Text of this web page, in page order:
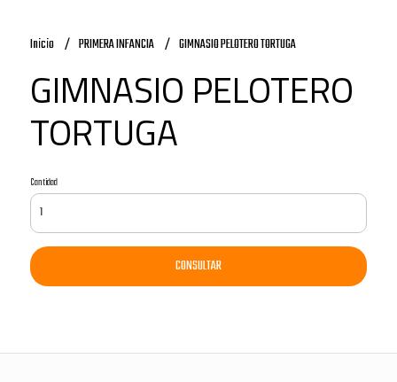
Inicio PRIMERA INFANCIA GIMNASIO PELOTERO TORTUGA
GIMNASIO PELOTERO
TORTUGA
Cantidad
CONSULTAR